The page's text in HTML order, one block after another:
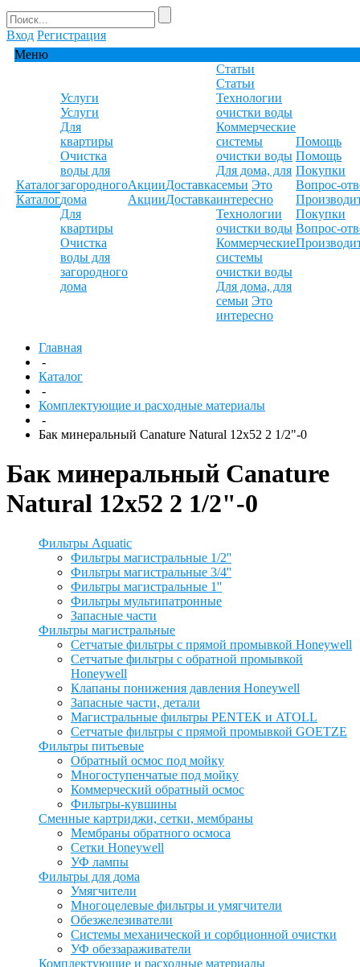
Вход Регистрация
Меню
Каталог
Каталог
Услуги
Услуги
Для
квартиры
Очистка
воды для
загородного
дома
Для
квартиры
Очистка
воды для
загородного
дома
Акции
Акции
Доставка
Доставка
Статьи
Статьи
Технологии
очистки воды
Коммерческие
системы
очистки воды
Для дома, для
семьи Это
интересно
Технологии
очистки воды
Коммерческие
системы
очистки воды
Для дома, для
семьи Это
интересно
Помощь
Помощь
Покупки
Вопрос-
Покупки
Вопрос-
Главная
-
Каталог
-
Комплектующие и расходные материалы
-
Бак минеральный Canature Natural 12x52 2 1/2"-0
Бак минеральный Canature
Natural 12x52 2 1/2"-0
Фильтры Aquatic
Фильтры магистральные 1/2''
Фильтры магистральные 3/4''
Фильтры магистральные 1''
Фильтры мультипатронные
Запасные части
Фильтры магистральные
Сетчатые фильтры с прямой промывкой Honeywell
Сетчатые фильтры с обратной промывкой
Honeywell
Клапаны понижения давления Honeywell
Запасные части, детали
Магистральные фильтры PENTEK и ATOLL
Сетчатые фильтры с прямой промывкой GOETZE
Фильтры питьевые
Обратный осмос под мойку
Многоступенчатые под мойку
Коммерческий обратный осмос
Фильтры-кувшины
Сменные картриджи, сетки, мембраны
Мембраны обратного осмоса
Сетки Honeywell
УФ лампы
Фильтры для дома
Умягчители
Многоцелевые фильтры и умягчители
Обезжелезиватели
Системы механической и сорбционной очистки
УФ обеззараживатели
Комплектующие и расходные материалы